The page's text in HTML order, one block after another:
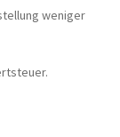
weniger